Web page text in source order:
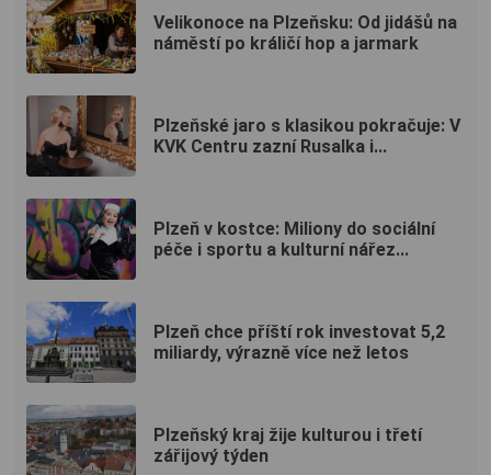
Velikonoce na Plzeňsku: Od jidášů na
náměstí po králičí hop a jarmark
Plzeňské jaro s klasikou pokračuje: V
KVK Centru zazní Rusalka i...
Plzeň v kostce: Miliony do sociální
péče i sportu a kulturní nářez...
Plzeň chce příští rok investovat 5,2
miliardy, výrazně více než letos
Plzeňský kraj žije kulturou i třetí
zářijový týden